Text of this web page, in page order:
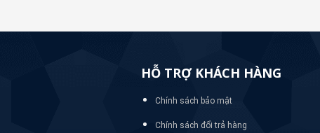
HỖ TRỢ KHÁCH HÀNG
Chính sách bảo mật
Chính sách đổi trả hàng